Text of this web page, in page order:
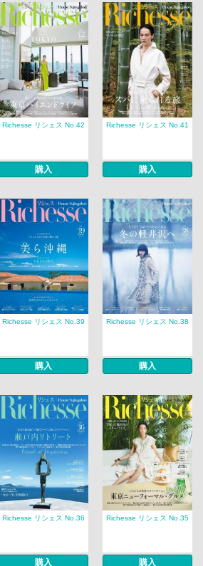
Richesse リシェス No.42
購入
Richesse リシェス No.41
購入
Richesse リシェス No.39
購入
Richesse リシェス No.38
購入
Richesse リシェス No.36
購入
Richesse リシェス No.35
購入